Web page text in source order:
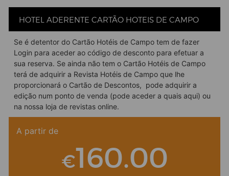
visitam. Com a versatilidade na sua essência, este
espaço reúne as características ideais para a realização
de banquetes, exposições, aulas de yoga e muitos
outros eventos. Dispõe ainda de um espaço exterior de
fogueiras com capacidade para 35 pessoas preparadas
para lhe oferecer cocktails, ostras e vinho desde o pôr
do sol e ao som de música e risadas entre amigos,
familiares e desconhecidos. Um spa regenerativo onde
a osteopatia, o treino pessoal e o aconselhamento
nutricional proporcionarão a trindade de apoio que
acreditamos ser vital para a vida de todos.
de inspiração local são essenciais e não somos
Facebook
Twitter
EmailLinkedIn
WhatsApp
Share
HOTEL ADERENTE CARTÃO HOTEIS DE CAMPO
Se é detentor do Cartão Hotéis de Campo tem de fazer
Login para aceder ao código de desconto para efetuar a
sua reserva. Se ainda não tem o Cartão Hotéis de Campo
terá de adquirir a Revista Hotéis de Campo que lhe
proporcionará o Cartão de Descontos, pode adquirir a
edição num ponto de venda (pode aceder a quaisaqui) ou
na nossa loja de revistas online.
A partir de
€160.00